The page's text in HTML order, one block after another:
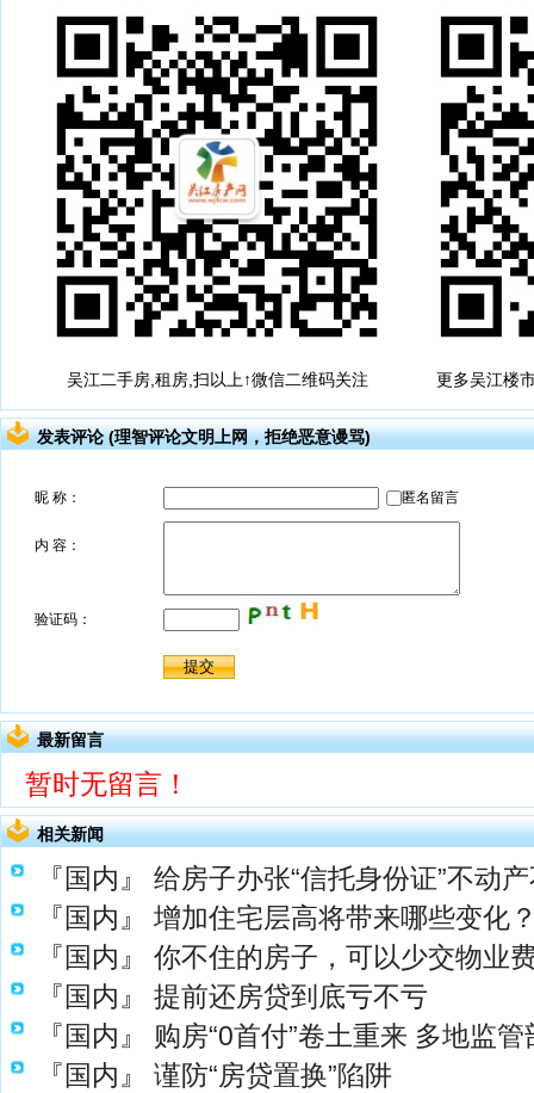
吴江二手房,租房,扫以上↑微信二维码关注 更多吴江楼
发表评论 (理智评论文明上网，拒绝恶意谩骂)
最新留言
暂时无留言！
相关新闻
『国内』
给房子办张“信托身份证”不动
『国内』
增加住宅层高将带来哪些变化
『国内』
你不住的房子，可以少交物业
『国内』
提前还房贷到底亏不亏
『国内』
购房“0首付”卷土重来 多地监
『国内』
谨防“房贷置换”陷阱